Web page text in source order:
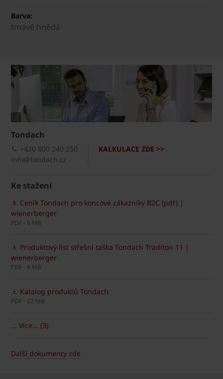
Barva:
tmavě hnědá
Tondach
KALKULACE ZDE >>
+420 800 240 250
info@tondach.cz
Ke stažení
Ceník Tondach pro koncové zákazníky B2C (pdf) |
wienerberger
PDF - 6 MB
Produktový list střešní taška Tondach Traditon 11 |
wienerberger
PDF - 8 MB
Katalog produktů Tondach
PDF - 22 MB
... Více... (3)
Další dokumenty zde